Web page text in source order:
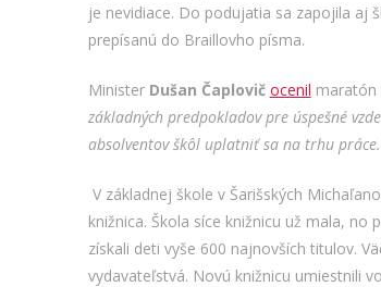
je nevidiace. Do podujatia sa zapojila aj
prepísanú do Braillovho písma.
Minister Dušan Čaplovič ocenil maratón
základných predpokladov pre úspešné
absolventov škôl uplatniť sa na trhu
Vzákladnej škole v Šarišských
knižnica. Škola síce knižnicu už mala,
získali deti vyše 600 najnovších titulov.
vydavateľstvá. Novú knižnicu umiestnili